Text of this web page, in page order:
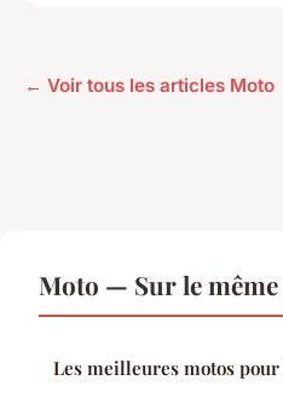
← Voir tous les articles Moto
Moto — Sur le
Les meilleures motos